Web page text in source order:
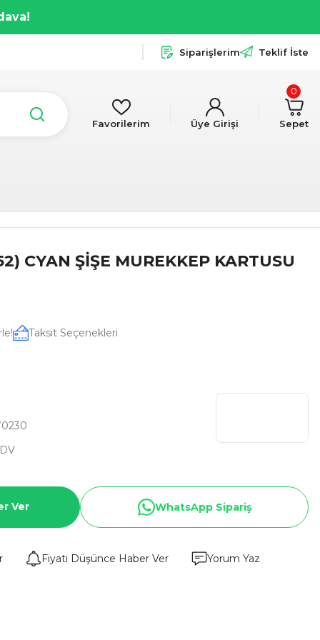
Siparişlerim Teklif İste
Favorilerim Üye Girişi Sepet
0
CYAN ŞİŞE MUREKKEP KARTUSU
Taksit Seçenekleri
Ver WhatsApp Sipariş
Fiyatı Düşünce Haber Ver Yorum Yaz